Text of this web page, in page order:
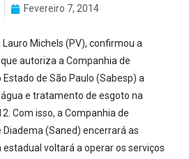
Fevereiro 7, 2014
Michels (PV), confirmou a
autoriza a Companhia de
de São Paulo (Sabesp) a
e tratamento de esgoto na
Com isso, a Companhia de
(Saned) encerrará as
voltará a operar os serviços